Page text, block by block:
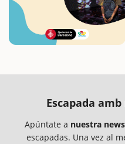
Escapada
Apúntate a nuestra
escapadas. Una vez al